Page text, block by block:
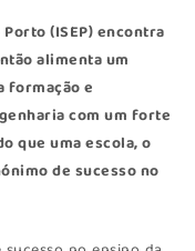
(ISEP)encontra
alimenta um
formação e
com um forte
que uma escola, o
de sucesso no